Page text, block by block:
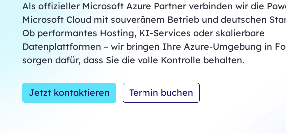
Als offizieller Microsoft Azure Partner verbinden wir die
Microsoft Cloud mit souveränem Betrieb und deutschen
Ob performantes Hosting, KI-Services oder skalierbare
Datenplattformen – wir bringen Ihre Azure-Umgebung in
sorgen dafür, dass Sie die volle Kontrolle behalten.
Jetzt kontaktieren Termin buchen